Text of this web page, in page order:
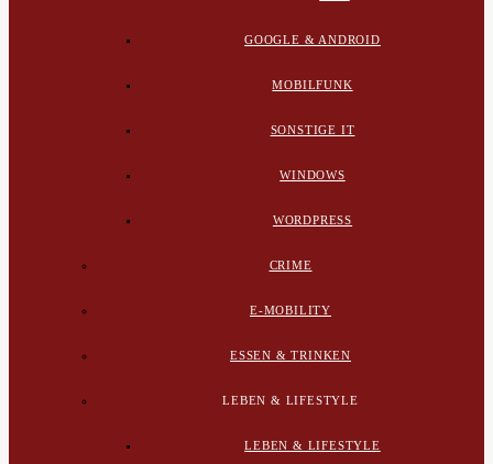
GOOGLE & ANDROID
MOBILFUNK
SONSTIGE IT
WINDOWS
WORDPRESS
CRIME
E-MOBILITY
ESSEN & TRINKEN
LEBEN & LIFESTYLE
LEBEN & LIFESTYLE